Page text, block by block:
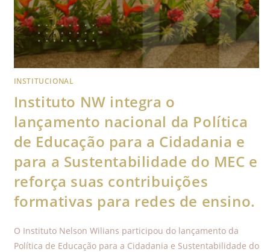
INSTITUCIONAL
Instituto NW integra o
lançamento nacional da Política
de Educação para a Cidadania e
para a Sustentabilidade do MEC e
reforça suas contribuições
formativas para redes de ensino.
O Instituto Nelson Wilians participou do lançamento da
Política de Educação para a Cidadania e Sustentabilidade do